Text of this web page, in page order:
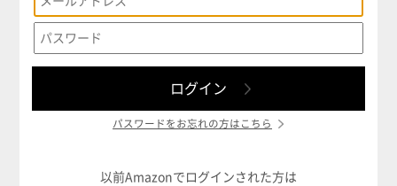
パスワードをお忘れの方はこちら
以前Amazonでログインされた方は